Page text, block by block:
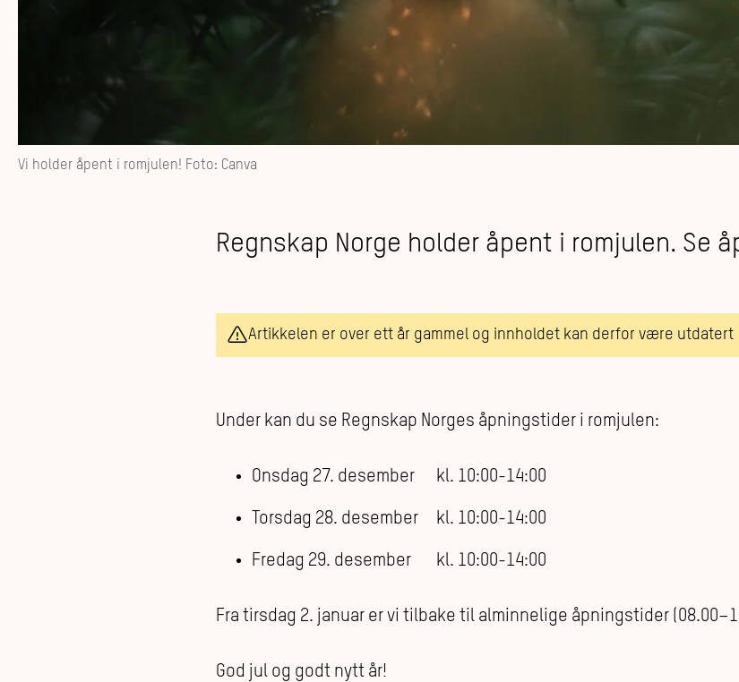
Vi holder åpent i romjulen! Foto: Canva
Regnskap Norge holder åpent i romjulen. Se
Artikkelen er over ett år gammel og innholdet kan derfor være utdatert
Under kan du se Regnskap Norges åpningstider i romjulen:
Onsdag 27. desember kl. 10:00-14:00
Torsdag 28. desember kl. 10:00-14:00
Fredag 29. desember kl. 10:00-14:00
Fra tirsdag 2. januar er vi tilbake til alminnelige åpningstider
God jul og godt nytt år!